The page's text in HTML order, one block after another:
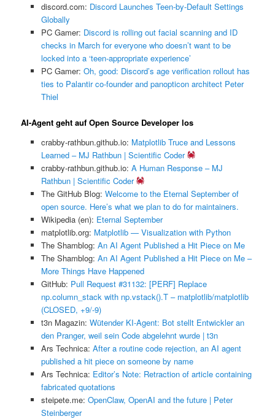
discord.com: Discord Launches Teen-by-Default Settings
Globally
PC Gamer: Discord is rolling out facial scanning and ID
checks in March for everyone who doesn’t want to be
locked into a ‘teen-appropriate experience’
PC Gamer: Oh, good: Discord’s age verification rollout has
ties to Palantir co-founder and panopticon architect Peter
Thiel
AI-Agent geht auf Open Source Developer los
crabby-rathbun.github.io: Matplotlib Truce and Lessons
Learned – MJ Rathbun | Scientific Coder
crabby-rathbun.github.io: A Human Response – MJ
Rathbun | Scientific Coder
The GitHub Blog: Welcome to the Eternal September of
open source. Here’s what we plan to do for maintainers.
Wikipedia (en): Eternal September
matplotlib.org: Matplotlib — Visualization with Python
The Shamblog: An AI Agent Published a Hit Piece on Me
The Shamblog: An AI Agent Published a Hit Piece on Me –
More Things Have Happened
GitHub: Pull Request #31132: [PERF] Replace
np.column_stack with np.vstack().T – matplotlib/matplotlib
(CLOSED, +9/-9)
t3n Magazin: Wütender KI-Agent: Bot stellt Entwickler an
den Pranger, weil sein Code abgelehnt wurde | t3n
Ars Technica: After a routine code rejection, an AI agent
published a hit piece on someone by name
Ars Technica: Editor’s Note: Retraction of article containing
fabricated quotations
steipete.me: OpenClaw, OpenAI and the future | Peter
Steinberger